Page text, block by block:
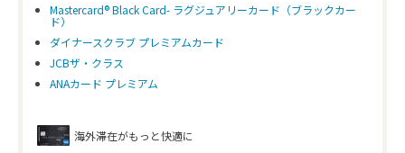
Mastercard® Black Card- ラグジュアリーカード（ブラックカー
ド）
ダイナースクラブ プレミアムカード
JCBザ・クラス
ANAカード プレミアム
海外滞在がもっと快適に